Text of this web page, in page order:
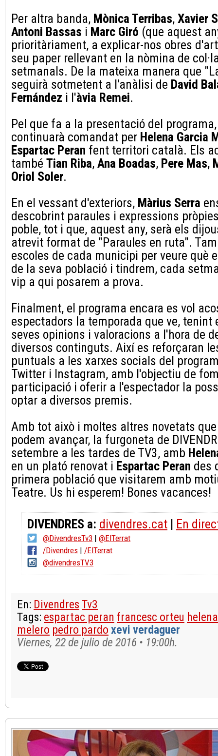
Per altra banda, Mònica Terribas, Xavier
Antoni Bassas i Marc Giró (que aquest
prioritàriament, a explicar-nos obres
seu paper rellevant en la nòmina de
setmanals. De la mateixa manera que
seguirà sotmetent a l'anàlisi de David
Fernández i l'àvia Remei.
Pel que fa a la presentació del programa,
continuarà comandat per Helena Garcia
Espartac Peran fent territori català. Els
també Tian Riba, Ana Boadas, Pere Mas,
Oriol Soler.
En el vessant d'exteriors, Màrius Serra
descobrint paraules i expressions
poble, tot i que, aquest any, serà els
atrevit format de "Paraules en ruta".
escoles de cada municipi per veure què
de la seva població i tindrem, cada
vip a qui posarem a prova.
Finalment, el programa encara es vol
espectadors la temporada que ve, tenint
seves opinions i valoracions a l'hora de
diversos continguts. Així es reforçaran
puntuals a les xarxes socials del
Twitter i Instagram, amb l'objectiu de
participació i oferir a l'espectador la
optar a diversos premis.
Amb tot això i moltes altres novetats
podem avançar, la furgoneta de
setembre a les tardes de TV3, amb
en un plató renovat i Espartac Peran des
primera població que visitarem amb
Teatre. Us hi esperem! Bones vacances!
DIVENDRES a: divendres.cat | En
@DivendresTv3 |@ElTerrat
/Divendres |/ElTerrat
@divendresTV3
En: Divendres Tv3
Tags: espartac peran francesc orteu
melero pedro pardo xevi verdaguer
Viernes, 22 de julio de 2016 • 19:00h.